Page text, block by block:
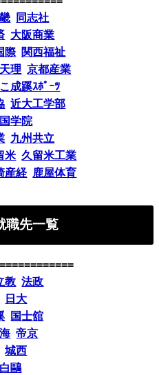
同志社
大阪商業
際 関西福祉
天理 京都産業
成蹊ｽﾎﾟｰﾂ
近大工学部
学院
九州共立
米 久留米工業
産経 鹿屋体育
職先一覧
教 法政
日大
国士舘
帝京
城西
白鷗